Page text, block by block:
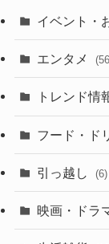
イベント・
エンタメ
トレンド情
フード・ド
引っ越し (6)
映画・ドラ